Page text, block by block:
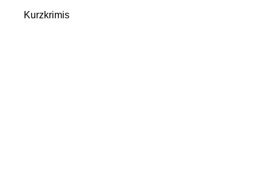
Kurzkrimis